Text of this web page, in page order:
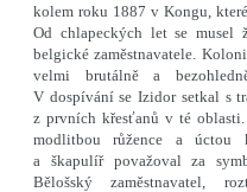
kolem roku 1887 v Kongu,
Od chlapeckých let se
belgické zaměstnavatele.
velmi brutálně a
V dospívání se Izidor setkal s
z prvních křesťanů v té
modlitbou růžence a úctou
a škapulíř považoval za
Bělošský zaměstnavatel,